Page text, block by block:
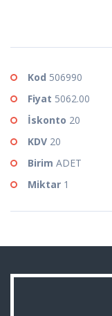
Kod 506990
Fiyat 5062.00
İskonto 20
KDV 20
Birim ADET
Miktar 1